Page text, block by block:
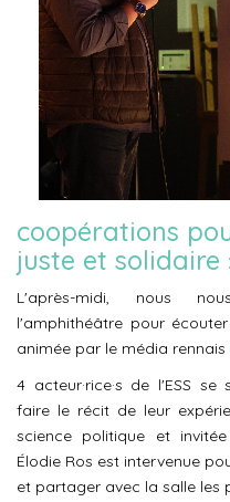
coopérations
juste et solidaire
L'après-midi, nous
l'amphithéâtre pour
animée par le média rennais
4 acteur·rice·s de l'ESS se
faire le récit de leur
science politique et
Élodie Ros est intervenue
et partager avec la salle les